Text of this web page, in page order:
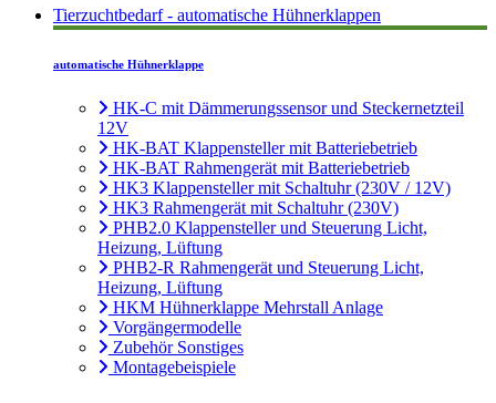
Tierzuchtbedarf - automatische Hühnerklappen
automatische Hühnerklappe
HK-C mit Dämmerungssensor und Steckernetzteil
12V
HK-BAT Klappensteller mit Batteriebetrieb
HK-BAT Rahmengerät mit Batteriebetrieb
HK3 Klappensteller mit Schaltuhr (230V / 12V)
HK3 Rahmengerät mit Schaltuhr (230V)
PHB2.0 Klappensteller und Steuerung Licht,
Heizung, Lüftung
PHB2-R Rahmengerät und Steuerung Licht,
Heizung, Lüftung
HKM Hühnerklappe Mehrstall Anlage
Vorgängermodelle
Zubehör Sonstiges
Montagebeispiele